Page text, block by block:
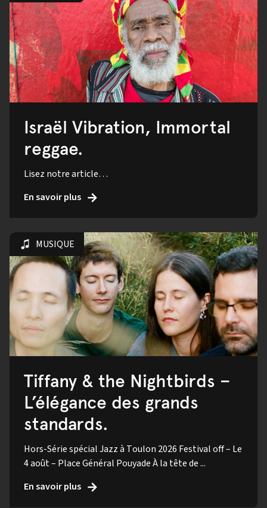
Israël Vibration, Immortal
reggae.
Lisez notre article…
En savoir plus
MUSIQUE
Tiffany & the Nightbirds –
L’élégance des grands
standards.
Hors-Série spécial Jazz à Toulon 2026 Festival off – Le
4 août – Place Général Pouyade À la tête de ...
En savoir plus